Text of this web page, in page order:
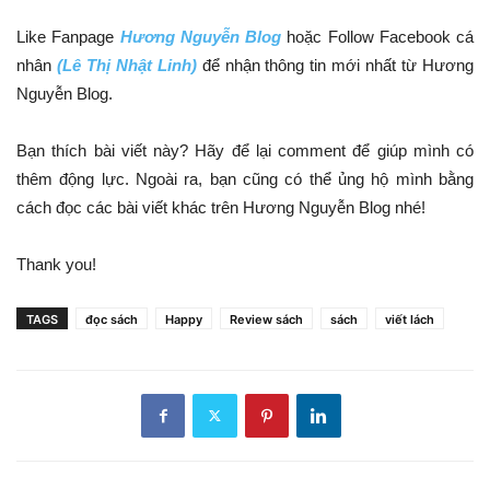
Like Fanpage Hương Nguyễn Blog hoặc Follow Facebook cá
nhân (Lê Thị Nhật Linh)để nhận thông tin mới nhất từ Hương
Nguyễn Blog.
Bạn thích bài viết này? Hãy để lại comment để giúp mình có
thêm động lực. Ngoài ra, bạn cũng có thể ủng hộ mình bằng
cách đọc các bài viết khác trên Hương Nguyễn Blog nhé!
Thank you!
TAGS đọc sách Happy Review sách sách viết lách